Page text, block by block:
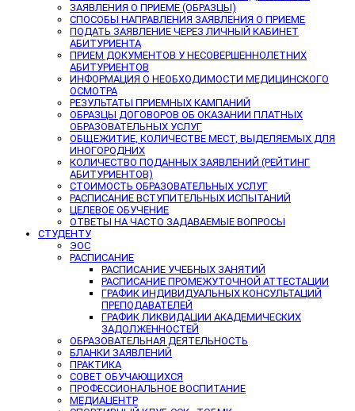
ЗАЯВЛЕНИЯ О ПРИЕМЕ (ОБРАЗЦЫ)
СПОСОБЫ НАПРАВЛЕНИЯ ЗАЯВЛЕНИЯ О ПРИЕМЕ
ПОДАТЬ ЗАЯВЛЕНИЕ ЧЕРЕЗ ЛИЧНЫЙ КАБИНЕТ
АБИТУРИЕНТА
ПРИЕМ ДОКУМЕНТОВ У НЕСОВЕРШЕННОЛЕТНИХ
АБИТУРИЕНТОВ
ИНФОРМАЦИЯ О НЕОБХОДИМОСТИ МЕДИЦИНСКОГО
ОСМОТРА
РЕЗУЛЬТАТЫ ПРИЕМНЫХ КАМПАНИЙ
ОБРАЗЦЫ ДОГОВОРОВ ОБ ОКАЗАНИИ ПЛАТНЫХ
ОБРАЗОВАТЕЛЬНЫХ УСЛУГ
ОБЩЕЖИТИЕ, КОЛИЧЕСТВЕ МЕСТ, ВЫДЕЛЯЕМЫХ ДЛЯ
ИНОГОРОДНИХ
КОЛИЧЕСТВО ПОДАННЫХ ЗАЯВЛЕНИЙ (РЕЙТИНГ
АБИТУРИЕНТОВ)
СТОИМОСТЬ ОБРАЗОВАТЕЛЬНЫХ УСЛУГ
РАСПИСАНИЕ ВСТУПИТЕЛЬНЫХ ИСПЫТАНИЙ
ЦЕЛЕВОЕ ОБУЧЕНИЕ
ОТВЕТЫ НА ЧАСТО ЗАДАВАЕМЫЕ ВОПРОСЫ
СТУДЕНТУ
ЭОС
РАСПИСАНИЕ
РАСПИСАНИЕ УЧЕБНЫХ ЗАНЯТИЙ
РАСПИСАНИЕ ПРОМЕЖУТОЧНОЙ АТТЕСТАЦИИ
ГРАФИК ИНДИВИДУАЛЬНЫХ КОНСУЛЬТАЦИЙ
ПРЕПОДАВАТЕЛЕЙ
ГРАФИК ЛИКВИДАЦИИ АКАДЕМИЧЕСКИХ
ЗАДОЛЖЕННОСТЕЙ
ОБРАЗОВАТЕЛЬНАЯ ДЕЯТЕЛЬНОСТЬ
БЛАНКИ ЗАЯВЛЕНИЙ
ПРАКТИКА
СОВЕТ ОБУЧАЮЩИХСЯ
ПРОФЕССИОНАЛЬНОЕ ВОСПИТАНИЕ
МЕДИАЦЕНТР